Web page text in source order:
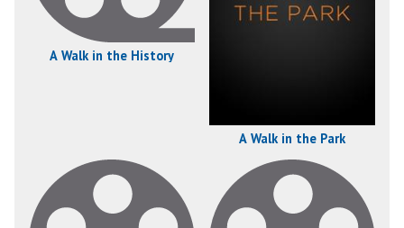
A Walk in the History
A Walk in the Park